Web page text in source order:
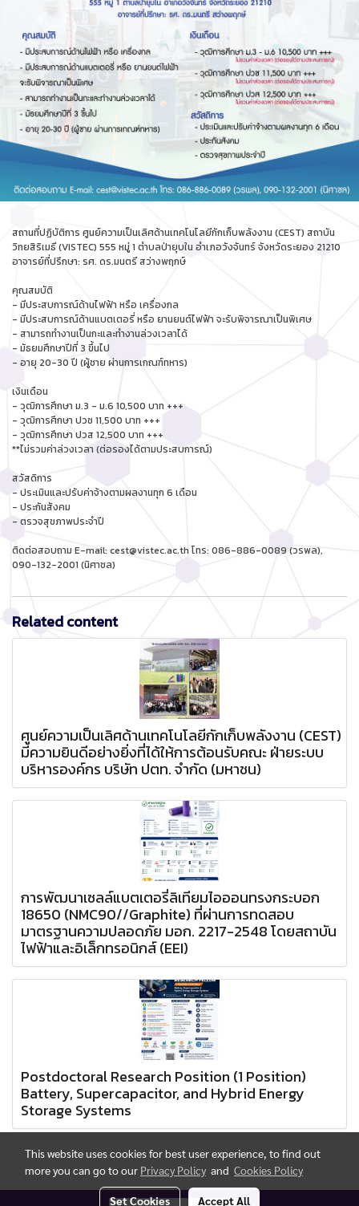
สถานที่ปฏิบัติการ ศูนย์ความเป็นเลิศด้านเทคโนโลยีกักเก็บพลังงาน (CEST) สถาบัน
วิทยสิริเมธี (VISTEC) 555 หมู่ 1 ตำบลป่ายุบใน อำเภอวังจันทร์ จังหวัดระยอง 21210
อาจารย์ที่ปรึกษา: รศ. ดร.มนตรี สว่างพฤกษ์
คุณสมบัติ
- มีประสบการณ์ด้านไฟฟ้า หรือ เครื่องกล
- มีประสบการณ์ด้านแบตเตอรี่ หรือ ยานยนต์ไฟฟ้า จะรับพิจารณาเป็นพิเศษ
- สามารถทำงานเป็นกะและทำงานล่วงเวลาได้
- มัธยมศึกษาปีที่ 3 ขึ้นไป
- อายุ 20-30 ปี (ผู้ชาย ผ่านการเกณฑ์ทหาร)
เงินเดือน
- วุฒิการศึกษา ม.3 - ม.6 10,500 บาท +++
- วุฒิการศึกษา ปวช 11,500 บาท +++
- วุฒิการศึกษา ปวส 12,500 บาท +++
**ไม่รวมค่าล่วงเวลา (ต่อรองได้ตามประสบการณ์)
สวัสดิการ
- ประเมินและปรับค่าจ้างตามผลงานทุก 6 เดือน
- ประกันสังคม
- ตรวจสุขภาพประจำปี
ติดต่อสอบถาม E-mail: cest@vistec.ac.th โทร: 086-886-0089 (วรพล),
090-132-2001 (นิศาชล)
Related content
ศูนย์ความเป็นเลิศด้านเทคโนโลยีกักเก็บพลังงาน (CEST)
มีความยินดีอย่างยิ่งที่ได้ให้การต้อนรับคณะ ฝ่ายระบบ
บริหารองค์กร บริษัท ปตท. จำกัด (มหาชน)
การพัฒนาเซลล์แบตเตอรี่ลิเทียมไอออนทรงกระบอก
18650 (NMC90//Graphite) ที่ผ่านการทดสอบ
มาตรฐานความปลอดภัย มอก. 2217-2548 โดยสถาบัน
ไฟฟ้าและอิเล็กทรอนิกส์ (EEI)
Postdoctoral Research Position (1 Position)
Battery, Supercapacitor, and Hybrid Energy
Storage Systems
This website uses cookies for best user experience, to find out
more you can go to our Privacy Policy and Cookies Policy
Set Cookies Accept All